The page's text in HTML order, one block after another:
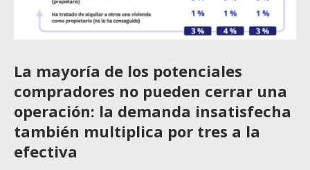
La mayoría de los potenciales
compradores no pueden cerrar una
operación: la demanda insatisfecha
también multiplica por tres a la
efectiva